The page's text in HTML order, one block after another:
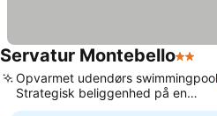
Servatur Montebello2
Opvarmet udendørs
Strategisk beliggenhed på en
bjergside